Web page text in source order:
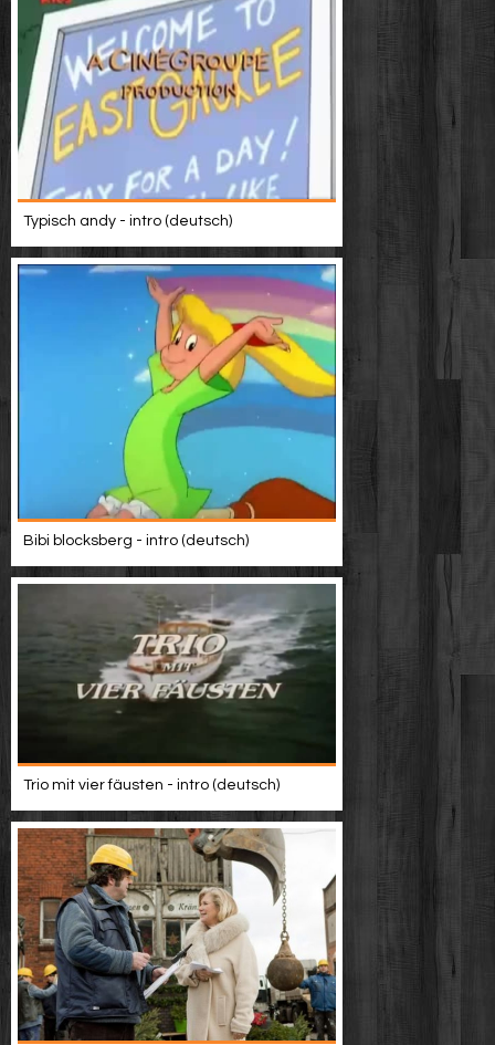
Typisch andy - intro (deutsch)
Bibi blocksberg - intro (deutsch)
Trio mit vier fäusten - intro (deutsch)